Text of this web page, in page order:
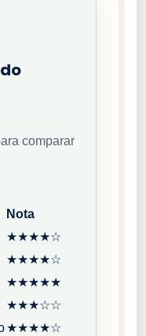
comparar
Nota
★★★★☆
★★★★☆
★★★★★
★★★☆☆
★★★★☆